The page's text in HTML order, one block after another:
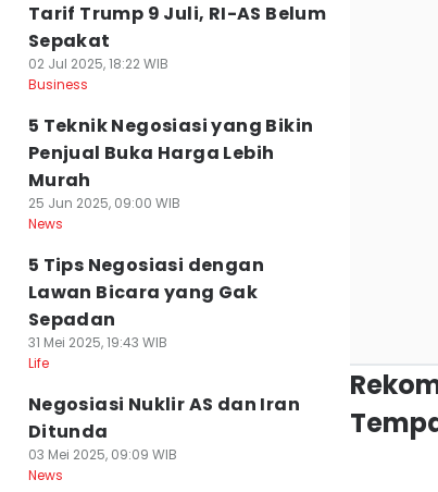
Tarif Trump 9 Juli, RI-AS Belum
Sepakat
02 Jul 2025, 18:22 WIB
Business
5 Teknik Negosiasi yang Bikin
Penjual Buka Harga Lebih
Murah
25 Jun 2025, 09:00 WIB
News
5 Tips Negosiasi dengan
Lawan Bicara yang Gak
Sepadan
31 Mei 2025, 19:43 WIB
Life
Negosiasi Nuklir AS dan Iran
Ditunda
03 Mei 2025, 09:09 WIB
News